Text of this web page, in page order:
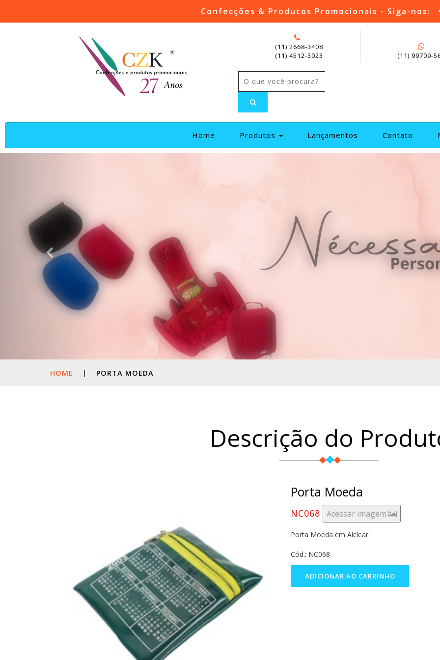
Confecções & Produtos Promocionais - Siga-nos:
(11) 2668-3408
(11) 4512-3023
(11) 99709-
Home (current)Produtos Lançamentos Contato
HOME | PORTA MOEDA
Descrição do
Porta Moeda
NC068 Acessar imagem
Porta Moeda em Alclear
Cód.: NC068